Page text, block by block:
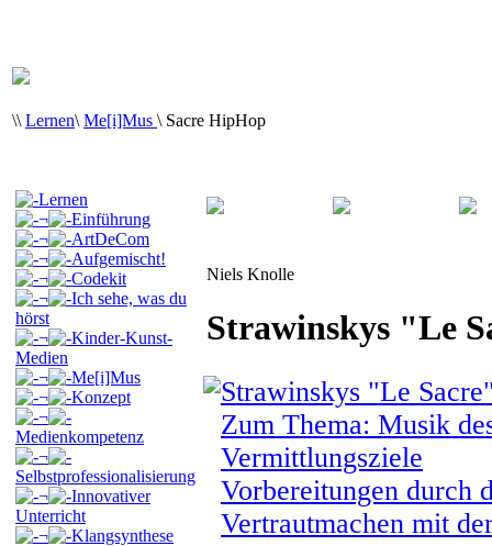
\\ Lernen\ Me[i]Mus \ Sacre HipHop
Lernen
¬
Einführung
¬
ArtDeCom
¬
Aufgemischt!
¬
Codekit
¬
Ich sehe, was du
hörst
¬
Kinder-Kunst-
Medien
¬
Me[i]Mus
¬
Konzept
¬
Medienkompetenz
¬
Selbstprofessionalisierung
¬
Innovativer
Unterricht
¬
Klangsynthese
Niels Knolle
Strawinskys "Le
Strawinskys "Le
Zum Thema: Musik
Vermittlungsziele
Vorbereitungen durch
Vertrautmachen mit